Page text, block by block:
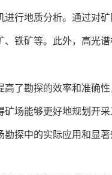
行地质分析。通过对
铁矿等。此外，高光
了勘探的效率和准确
场能够更好地规划开
探中的实际应用和显